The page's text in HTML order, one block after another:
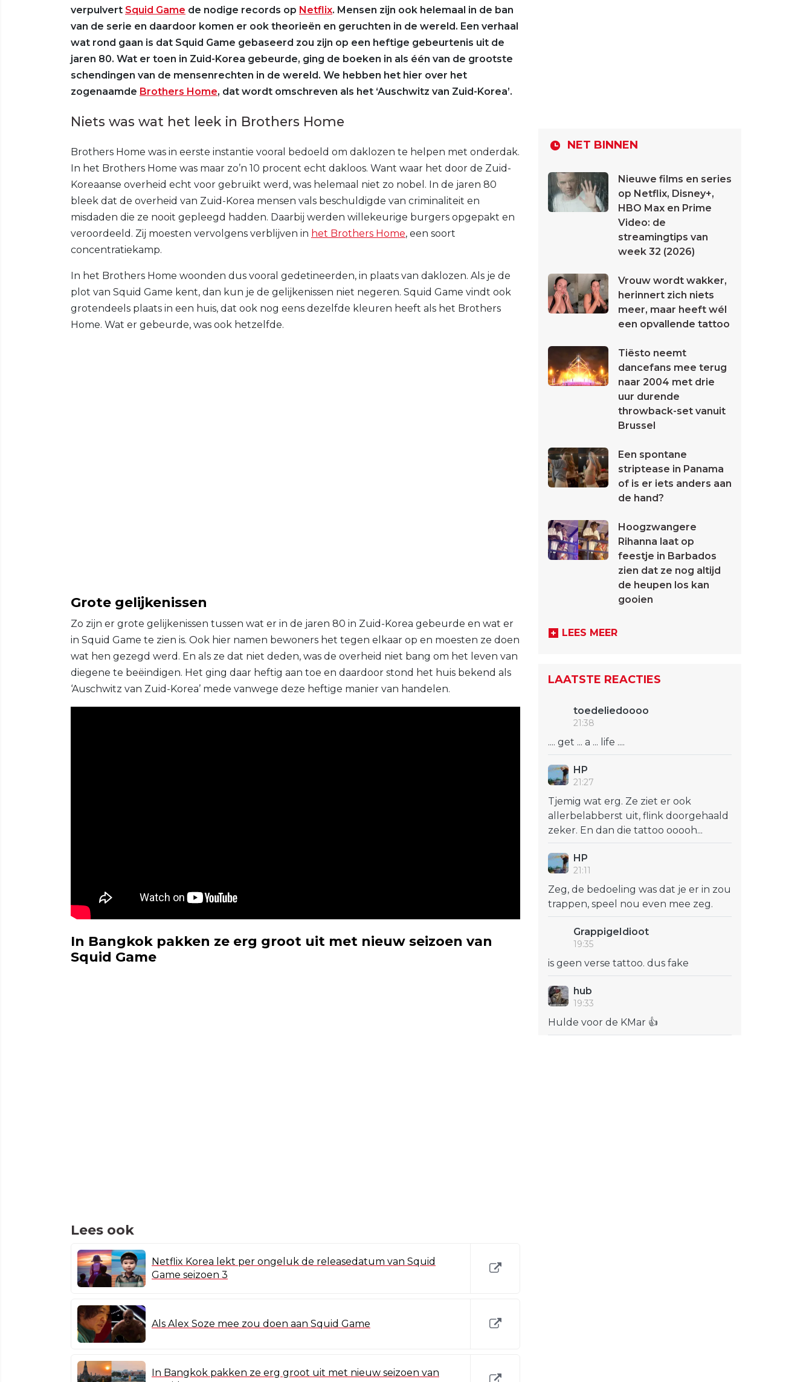
verpulvert Squid Game de nodige records op Netflix. Mensen zijn ook helemaal in de ban
van de serie en daardoor komen er ook theorieën en geruchten in de wereld. Een verhaal
wat rond gaan is dat Squid Game gebaseerd zou zijn op een heftige gebeurtenis uit de
jaren 80. Wat er toen in Zuid-Korea gebeurde, ging de boeken in als één van de grootste
schendingen van de mensenrechten in de wereld. We hebben het hier over het
zogenaamde Brothers Home, dat wordt omschreven als het ‘Auschwitz van Zuid-Korea’.
Niets was wat het leek in Brothers Home
Brothers Home was in eerste instantie vooral bedoeld om daklozen te helpen met onderdak.
In het Brothers Home was maar zo’n 10 procent echt dakloos. Want waar het door de Zuid-
Koreaanse overheid echt voor gebruikt werd, was helemaal niet zo nobel. In de jaren 80
bleek dat de overheid van Zuid-Korea mensen vals beschuldigde van criminaliteit en
misdaden die ze nooit gepleegd hadden. Daarbij werden willekeurige burgers opgepakt en
veroordeeld. Zij moesten vervolgens verblijven in het Brothers Home, een soort
concentratiekamp.
In het Brothers Home woonden dus vooral gedetineerden, in plaats van daklozen. Als je de
plot van Squid Game kent, dan kun je de gelijkenissen niet negeren. Squid Game vindt ook
grotendeels plaats in een huis, dat ook nog eens dezelfde kleuren heeft als het Brothers
Home. Wat er gebeurde, was ook hetzelfde.
Grote gelijkenissen
Zo zijn er grote gelijkenissen tussen wat er in de jaren 80 in Zuid-Korea gebeurde en wat er
in Squid Game te zien is. Ook hier namen bewoners het tegen elkaar op en moesten ze doen
wat hen gezegd werd. En als ze dat niet deden, was de overheid niet bang om het leven van
diegene te beëindigen. Het ging daar heftig aan toe en daardoor stond het huis bekend als
‘Auschwitz van Zuid-Korea’ mede vanwege deze heftige manier van handelen.
In Bangkok pakken ze erg groot uit met nieuw seizoen van
Squid Game
Lees ook
Netflix Korea lekt per ongeluk de releasedatum van Squid
Game seizoen 3
Als Alex Soze mee zou doen aan Squid Game
In Bangkok pakken ze erg groot uit met nieuw seizoen van
NET BINNEN
Nieuwe films en series
op Netflix, Disney+,
HBO Max en Prime
Video: de
streamingtips van
week 32 (2026)
Vrouw wordt wakker,
herinnert zich niets
meer, maar heeft wél
een opvallende tattoo
Tiësto neemt
dancefans mee terug
naar 2004 met drie
uur durende
throwback-set vanuit
Brussel
Een spontane
striptease in Panama
of is er iets anders aan
de hand?
Hoogzwangere
Rihanna laat op
feestje in Barbados
zien dat ze nog altijd
de heupen los kan
gooien
LEES MEER
LAATSTE REACTIES
toedeliedoooo
21:38
.... get ... a ... life ....
HP
21:27
Tjemig wat erg. Ze ziet er ook
allerbelabberst uit, flink doorgehaald
zeker. En dan die tattoo ooooh...
HP
21:11
Zeg, de bedoeling was dat je er in zou
trappen, speel nou even mee zeg.
GrappigeIdioot
19:35
is geen verse tattoo. dus fake
hub
19:33
Hulde voor de KMar 👍